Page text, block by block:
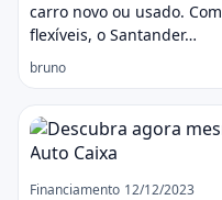
Legal
carro novo ou usado.
flexíveis, o Santander…
bruno
Financiamento 12/12/2023